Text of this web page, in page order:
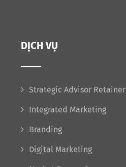
DỊCH VỤ
Strategic Advisor Retainer
Integrated Marketing
Branding
Digital Marketing